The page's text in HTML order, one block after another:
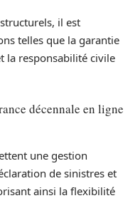
il est
telles que la garantie
la responsabilité civile
décennale en ligne
une gestion
de sinistres et
ainsi la flexibilité